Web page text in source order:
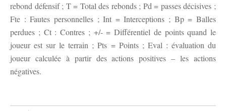
rebond défensif ; T = Total des rebonds ; Pd = passes décisives ;
Fte : Fautes personnelles ; Int = Interceptions ; Bp = Balles
perdues ; Ct : Contres ; +/- = Différentiel de points quand le
joueur est sur le terrain ; Pts = Points ; Eval : évaluation du
joueur calculée à partir des actions positives – les actions
négatives.